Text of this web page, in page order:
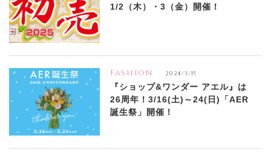
1/2（木）・3（金）開催！
Fashion 2024/3/15
『ショップ&ワンダー アエル』は
26周年！3/16(土)～24(日)「AER
誕生祭」開催！